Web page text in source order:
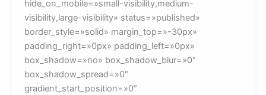
hide_on_mobile=»small-visibility,medium-
visibility,large-visibility» status=»published»
border_style=»solid» margin_top=»-30px»
padding_right=»0px» padding_left=»0px»
box_shadow=»no» box_shadow_blur=»0″
box_shadow_spread=»0″
gradient_start_position=»0″